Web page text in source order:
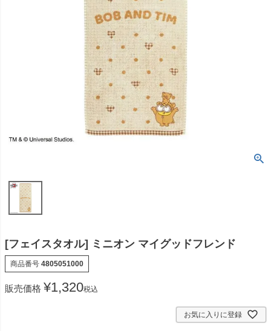
[フェイスタオル] ミニオン マイグッドフレンド
商品番号 4805051000
販売価格 ¥1,320税込
お気に入りに登録